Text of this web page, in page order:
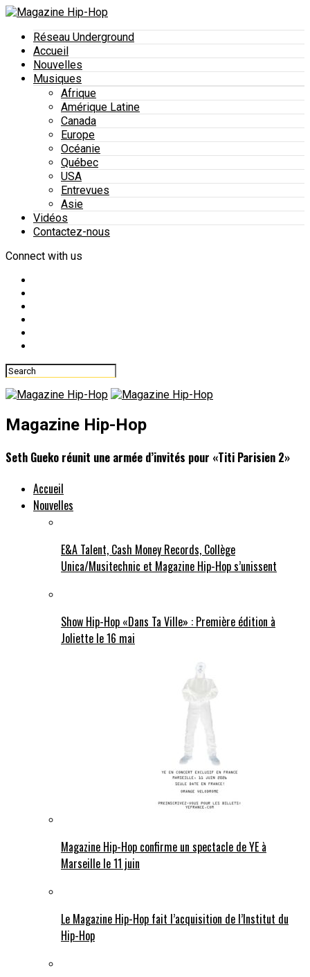
Réseau Underground
Accueil
Nouvelles
Musiques
Afrique
Amérique Latine
Canada
Europe
Océanie
Québec
USA
Entrevues
Asie
Vidéos
Contactez-nous
Connect with us
Magazine Hip-Hop
Seth Gueko réunit une armée d’invités pour «Titi Parisien 2»
Accueil
Nouvelles
E&A Talent, Cash Money Records, Collège
Unica/Musitechnic et Magazine Hip-Hop s’unissent
Show Hip-Hop «Dans Ta Ville» : Première édition à
Joliette le 16 mai
Magazine Hip-Hop confirme un spectacle de YE à
Marseille le 11 juin
Le Magazine Hip-Hop fait l’acquisition de l’Institut du
Hip-Hop